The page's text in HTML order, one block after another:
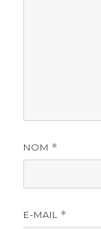
NOM *
E-MAIL *